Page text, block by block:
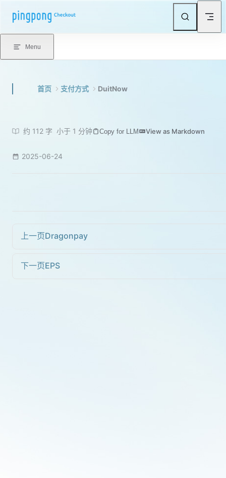
Skip to content
Menu
首页 支付方式 DuitNow
约 112 字 小于 1 分钟 Copy for LLM View as Markdown
2025-06-24
上一页Dragonpay
下一页EPS